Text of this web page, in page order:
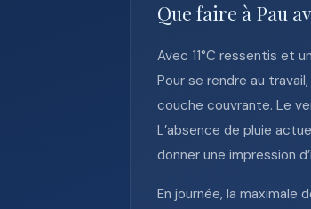
Que faire à Pau
Avec 11°C ressentis et
Pour se rendre au
couche couvrante. Le
L’absence de pluie
donner une impression
En journée, la maximale